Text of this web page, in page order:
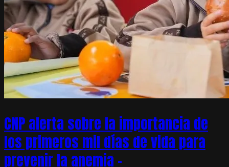
CNP alerta sobre la importancia de
los primeros mil días de vida para
prevenir la anemia –